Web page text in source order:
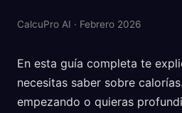
CalcuPro AI · Febrero 2026
En esta guía completa te
necesitas saber sobre
empezando o quieras